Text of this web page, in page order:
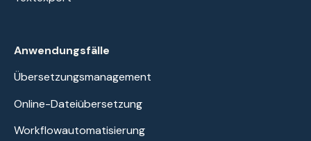
Anwendungsfälle
Übersetzungsmanagement
Online-Dateiübersetzung
Workflowautomatisierung